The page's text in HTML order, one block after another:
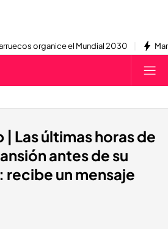
organice el Mundial 2030
Las últimas horas de
antes de su
recibe un mensaje